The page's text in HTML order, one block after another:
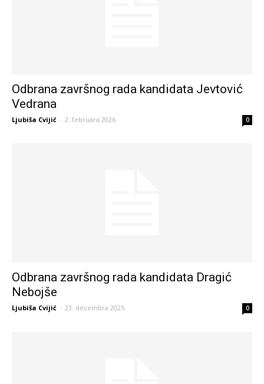
Odbrana završnog rada kandidata Jevtović
Vedrana
Ljubiša Cvijić - 2. februara 2026. 0
Odbrana završnog rada kandidata Dragić
Nebojše
Ljubiša Cvijić - 23. decembra 2025. 0